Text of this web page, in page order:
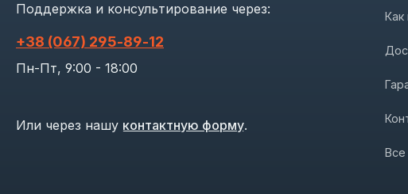
Поддержка и консультирование через:
+38 (067) 295‑89‑12
Пн-Пт, 9:00 - 18:00
Или через нашу контактную форму.
Как